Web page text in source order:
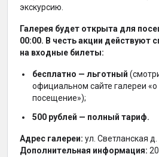
экскурсию.
Галерея будет открыта для
00:00. В честь акции действуют
на входные билеты:
бесплатно — льготный
официальном сайте галереи «о
посещение»);
500 рублей — полный тариф.
Адрес галереи: ул. Светланская д.
Дополнительная информация: